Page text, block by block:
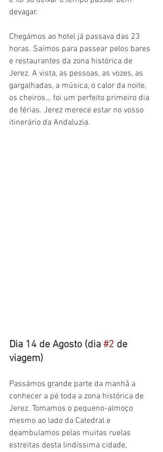
devagar.
Chegámos ao hotel já passava das 23
horas. Saímos para passear pelos bares
e restaurantes da zona histórica de
Jerez. A vista, as pessoas, as vozes, as
gargalhadas, a música, o calor da noite,
os cheiros… foi um perfeito primeiro dia
de férias. Jerez merece estar no vosso
itinerário da Andaluzia.
Dia 14 de Agosto (dia #2 de
viagem)
Passámos grande parte da manhã a
conhecer a pé toda a zona histórica de
Jerez. Tomamos o pequeno-almoço
mesmo ao lado da Catedral e
deambulamos pelas muitas ruelas
estreitas desta lindíssima cidade,